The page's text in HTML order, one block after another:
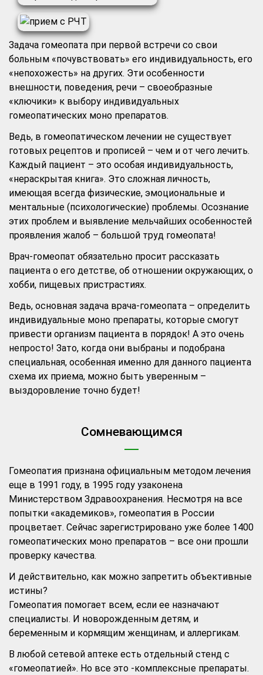
Задача гомеопата при первой встречи со свои
больным «почувствовать» его индивидуальность, его
«непохожесть» на других. Эти особенности
внешности, поведения, речи – своеобразные
«ключики» к выбору индивидуальных
гомеопатических моно препаратов.
Ведь, в гомеопатическом лечении не существует
готовых рецептов и прописей – чем и от чего лечить.
Каждый пациент – это особая индивидуальность,
«нераскрытая книга». Это сложная личность,
имеющая всегда физические, эмоциональные и
ментальные (психологические) проблемы. Осознание
этих проблем и выявление мельчайших особенностей
проявления жалоб – большой труд гомеопата!
Врач-гомеопат обязательно просит рассказать
пациента о его детстве, об отношении окружающих, о
хобби, пищевых пристрастиях.
Ведь, основная задача врача-гомеопата – определить
индивидуальные моно препараты, которые смогут
привести организм пациента в порядок! А это очень
непросто! Зато, когда они выбраны и подобрана
специальная, особенная именно для данного пациента
схема их приема, можно быть уверенным –
выздоровление точно будет!
Сомневающимся
Гомеопатия признана официальным методом лечения
еще в 1991 году, в 1995 году узаконена
Министерством Здравоохранения. Несмотря на все
попытки «академиков», гомеопатия в России
процветает. Сейчас зарегистрировано уже более 1400
гомеопатических моно препаратов – все они прошли
проверку качества.
И действительно, как можно запретить объективные
истины?
Гомеопатия помогает всем, если ее назначают
специалисты. И новорожденным детям, и
беременным и кормящим женщинам, и аллергикам.
В любой сетевой аптеке есть отдельный стенд с
«гомеопатией». Но все это -комплексные препараты.